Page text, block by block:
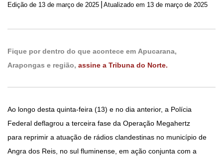
Edição de 13 de março de 2025 Atualizado em 13 de março de 2025
Fique por dentro do que acontece em Apucarana,
Arapongas e região, assine a Tribuna do Norte.
Ao longo desta quinta-feira (13) e no dia anterior, a Polícia
Federal deflagrou a terceira fase da Operação Megahertz
para reprimir a atuação de rádios clandestinas no município de
Angra dos Reis, no sul fluminense, em ação conjunta com a